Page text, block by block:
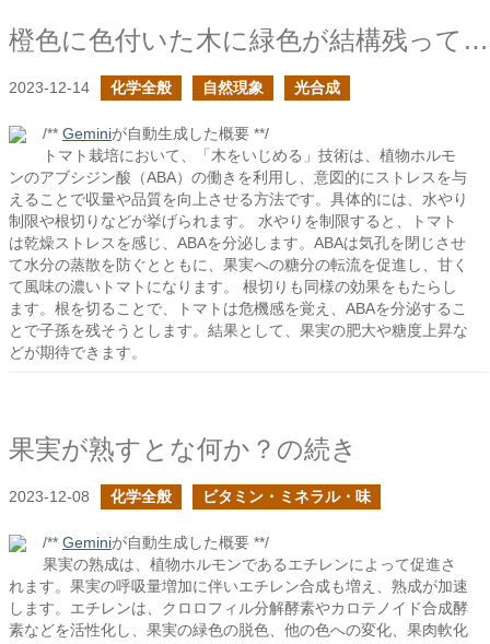
橙色に色付いた木に緑色が結構残っている
2023-12-14 化学全般 自然現象 光合成
/** Geminiが自動生成した概要 **/
トマト栽培において、「木をいじめる」技術は、植物ホルモ
ンのアブシジン酸（ABA）の働きを利用し、意図的にストレスを与
えることで収量や品質を向上させる方法です。具体的には、水やり
制限や根切りなどが挙げられます。 水やりを制限すると、トマト
は乾燥ストレスを感じ、ABAを分泌します。ABAは気孔を閉じさせ
て水分の蒸散を防ぐとともに、果実への糖分の転流を促進し、甘く
て風味の濃いトマトになります。 根切りも同様の効果をもたらし
ます。根を切ることで、トマトは危機感を覚え、ABAを分泌するこ
とで子孫を残そうとします。結果として、果実の肥大や糖度上昇な
どが期待できます。
果実が熟すとな何か？の続き
2023-12-08 化学全般 ビタミン・ミネラル・味
/** Geminiが自動生成した概要 **/
果実の熟成は、植物ホルモンであるエチレンによって促進さ
れます。果実の呼吸量増加に伴いエチレン合成も増え、熟成が加速
します。エチレンは、クロロフィル分解酵素やカロテノイド合成酵
素などを活性化し、果実の緑色の脱色、他の色への変化、果肉軟化